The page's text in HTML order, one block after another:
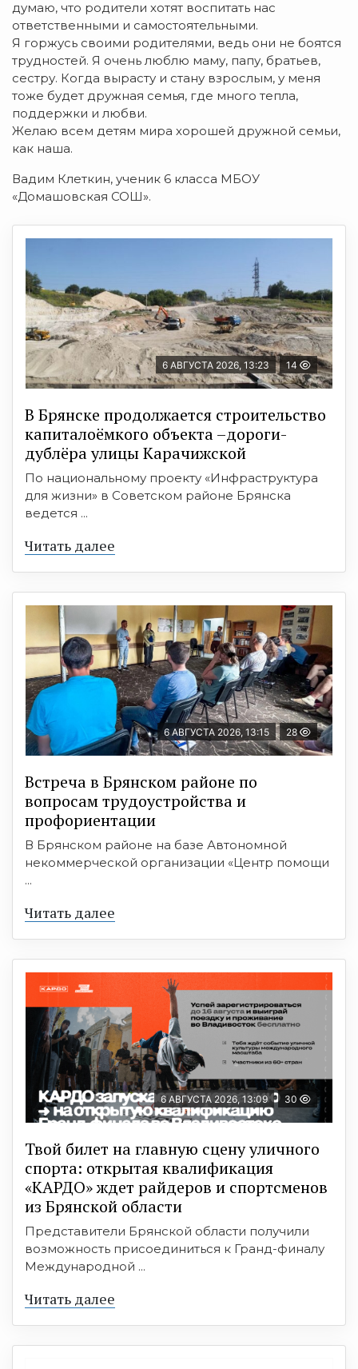
думаю, что родители хотят воспитать нас
ответственными и самостоятельными.
Я горжусь своими родителями, ведь они не боятся
трудностей. Я очень люблю маму, папу, братьев,
сестру. Когда вырасту и стану взрослым, у меня
тоже будет дружная семья, где много тепла,
поддержки и любви.
Желаю всем детям мира хорошей дружной семьи,
как наша.
Вадим Клеткин, ученик 6 класса МБОУ
«Домашовская СОШ».
6 АВГУСТА 2026, 13:23 14
В Брянске продолжается строительство
капиталоёмкого объекта –дороги-
дублёра улицы Карачижской
По национальному проекту «Инфраструктура
для жизни» в Советском районе Брянска
ведется ...
Читать далее
6 АВГУСТА 2026, 13:15 28
Встреча в Брянском районе по
вопросам трудоустройства и
профориентации
В Брянском районе на базе Автономной
некоммерческой организации «Центр помощи
...
Читать далее
6 АВГУСТА 2026, 13:09 30
Твой билет на главную сцену уличного
спорта: открытая квалификация
«КАРДО» ждет райдеров и спортсменов
из Брянской области
Представители Брянской области получили
возможность присоединиться к Гранд-финалу
Международной ...
Читать далее